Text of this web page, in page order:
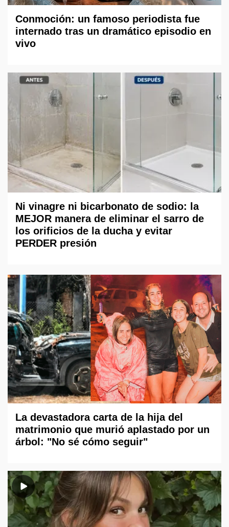
Conmoción: un famoso periodista fue
internado tras un dramático episodio en
vivo
Ni vinagre ni bicarbonato de sodio: la
MEJOR manera de eliminar el sarro de
los orificios de la ducha y evitar
PERDER presión
La devastadora carta de la hija del
matrimonio que murió aplastado por un
árbol: "No sé cómo seguir"